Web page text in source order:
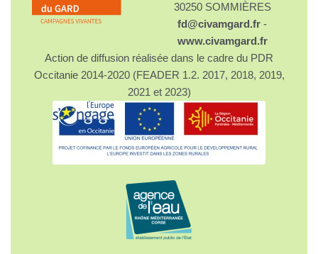
30250 SOMMIÈRES
fd@civamgard.fr -
www.civamgard.fr
Action de diffusion réalisée dans le cadre du PDR
Occitanie 2014-2020 (FEADER 1.2. 2017, 2018, 2019,
2021 et 2023)